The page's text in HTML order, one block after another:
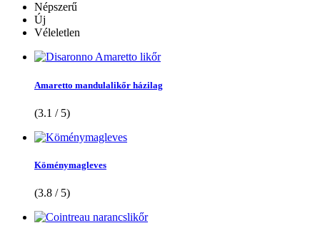
Népszerű
Új
Véleletlen
Amaretto mandulalikőr házilag
(3.1 / 5)
Köménymagleves
(3.8 / 5)